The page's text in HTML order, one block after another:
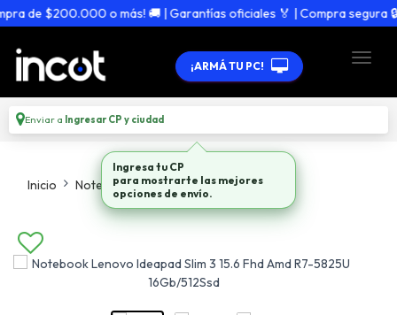
de $200.000 o más! 🚚 | Garantías oficiales 🏅 | Compra segura 🔒
¡ARMÁ TU PC!
Enviar a Ingresar CP y ciudad
Inicio Notebooks Todo En Notebooks
Ingresa tu CP
para mostrarte las mejores
opciones de envío.